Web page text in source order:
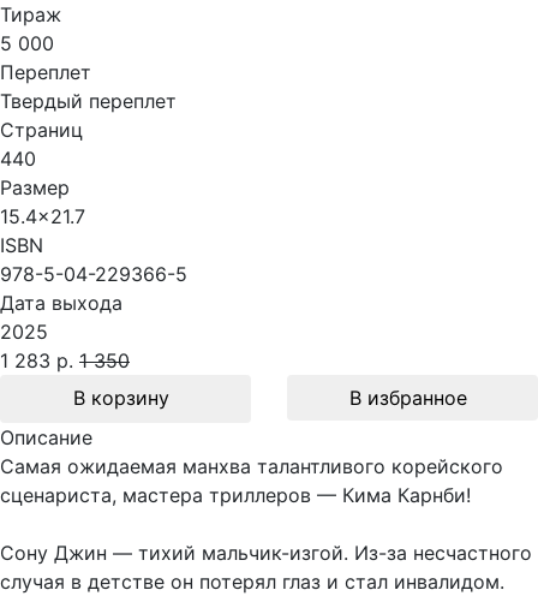
Тираж
5 000
Переплет
Твердый переплет
Страниц
440
Размер
15.4x21.7
ISBN
978-5-04-229366-5
Дата выхода
2025
1 283 р. 1 350
В корзину
В избранное
Описание
Самая ожидаемая манхва талантливого корейского
сценариста, мастера триллеров — Кима Карнби!
Сону Джин — тихий мальчик-изгой. Из-за несчастного
случая в детстве он потерял глаз и стал инвалидом.